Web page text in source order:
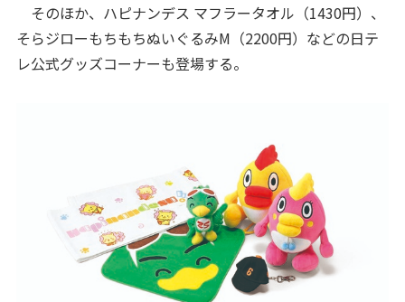
そのほか、ハピナンデス マフラータオル（1430円）、
そらジローもちもちぬいぐるみM（2200円）などの日テ
レ公式グッズコーナーも登場する。